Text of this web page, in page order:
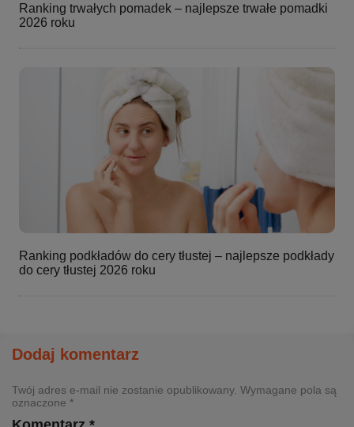
Ranking trwałych pomadek – najlepsze trwałe pomadki
2026 roku
Ranking podkładów do cery tłustej – najlepsze podkłady
do cery tłustej 2026 roku
Dodaj komentarz
Twój adres e-mail nie zostanie opublikowany. Wymagane pola są
oznaczone *